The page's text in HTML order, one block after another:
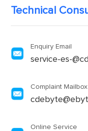
Technical
Enquiry Email
service-es-
Complaint Mailbox
Online Service